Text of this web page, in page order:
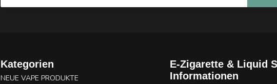
Kategorien
NEUE VAPE PRODUKTE
E-Zigarette & Liquid
Informationen